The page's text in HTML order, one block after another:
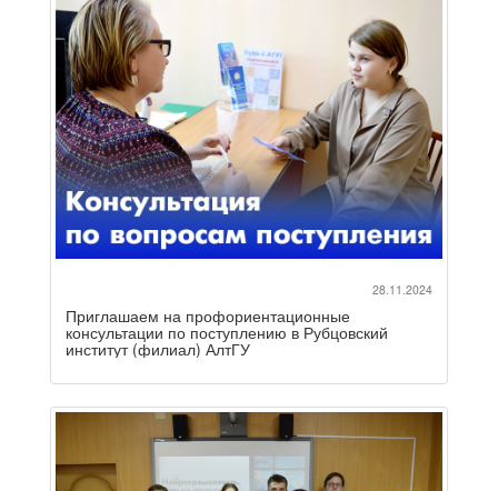
28.11.2024
Приглашаем на профориентационные
консультации по поступлению в Рубцовский
институт (филиал) АлтГУ